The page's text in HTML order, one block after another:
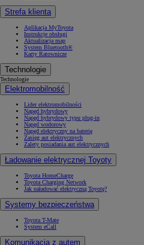
Strefa klienta
Aplikacja MyToyota
Instrukcje obsługi
Aktualizacja map
System Bluetooth®
Karty Ratownicze
Technologie
Technologie
Elektromobilność
Lider elektromobilności
Napęd hybrydowy
Napęd hybrydowy typu plug-in
Napęd wodorowy
Napęd elektryczny na baterię
Zasięg aut elektrycznych
Zalety posiadania aut elektrycznych
Ładowanie elektrycznej Toyoty
Toyota HomeCharge
Toyota Charging Network
Jak naładować elektryczną Toyotę?
Systemy bezpieczeństwa
Toyota T-Mate
System eCall
Komunikacja z autem